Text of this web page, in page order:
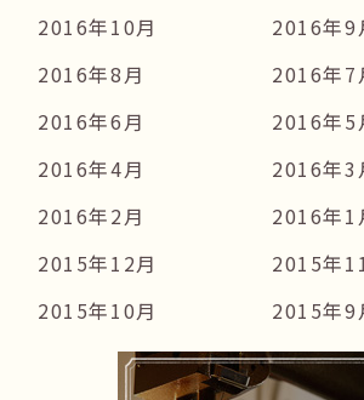
2016年10月
2016年9
2016年8月
2016年7
2016年6月
2016年5
2016年4月
2016年3
2016年2月
2016年1
2015年12月
2015年
2015年10月
2015年9